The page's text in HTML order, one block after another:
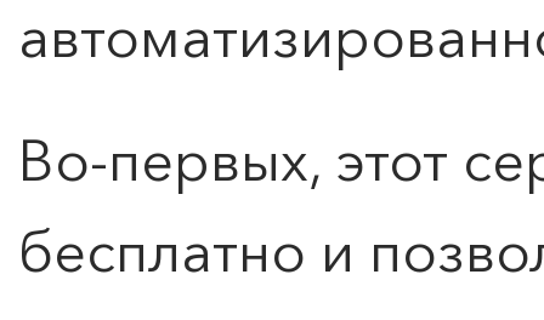
Во-первых, этот
бесплатно и